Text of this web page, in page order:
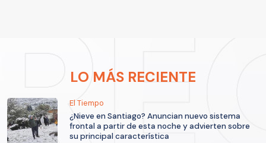
LO MÁS RECIENTE
El Tiempo
¿Nieve en Santiago? Anuncian nuevo sistema
frontal a partir de esta noche y advierten sobre
su principal característica